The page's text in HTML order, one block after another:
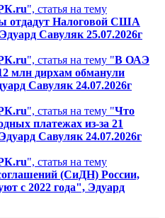
", статья на тему
отдадут Налоговой США
Савуляк 25.07.2026г
", статья на тему "В ОАЭ
млн дирхам обманули
Савуляк 24.07.2026г
", статья на тему "Что
платежах из-за 21
Савуляк 24.07.2026г
", статья на тему
(СиДН) России,
с 2022 года", Эдуард